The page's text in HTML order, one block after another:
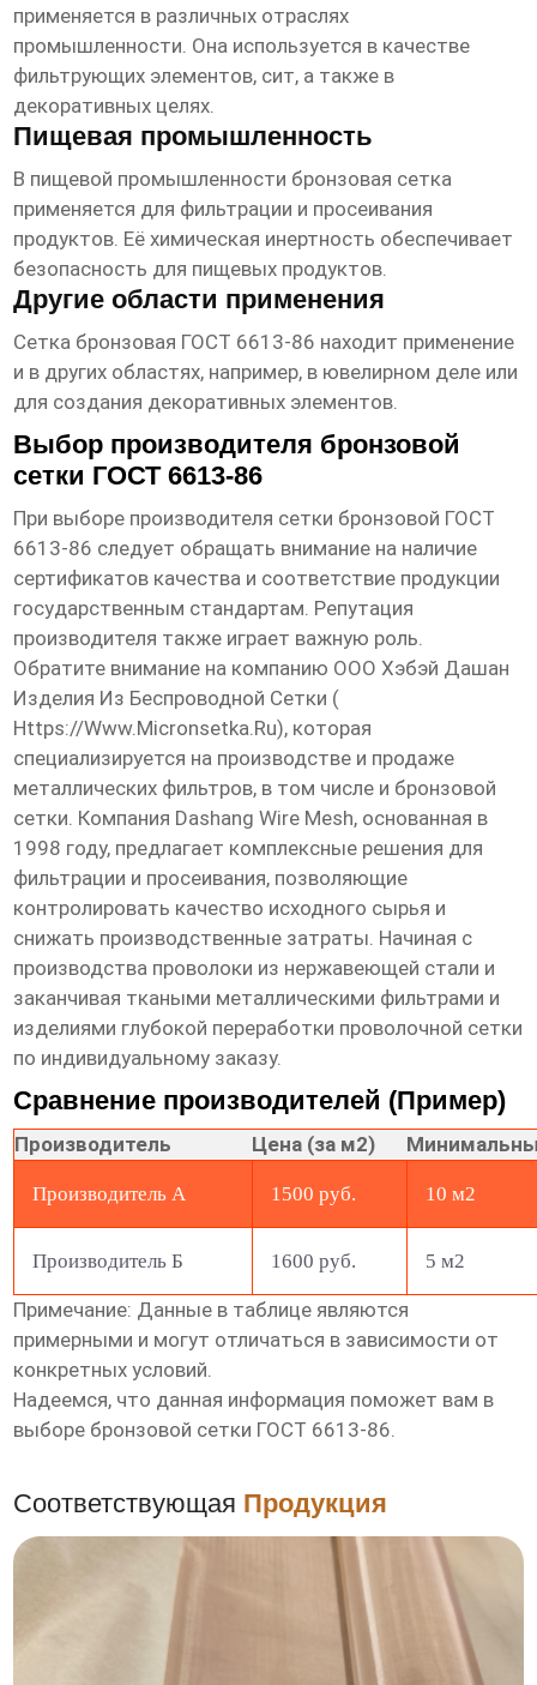
применяется в различных отраслях
промышленности. Она используется в качестве
фильтрующих элементов, сит, а также в
декоративных целях.
Пищевая промышленность
В пищевой промышленности бронзовая сетка
применяется для фильтрации и просеивания
продуктов. Её химическая инертность обеспечивает
безопасность для пищевых продуктов.
Другие области применения
Сетка бронзовая ГОСТ 6613-86 находит применение
и в других областях, например, в ювелирном деле или
для создания декоративных элементов.
Выбор производителя бронзовой
сетки ГОСТ 6613-86
При выборе производителя сетки бронзовой ГОСТ
6613-86 следует обращать внимание на наличие
сертификатов качества и соответствие продукции
государственным стандартам. Репутация
производителя также играет важную роль.
Обратите внимание на компанию ООО Хэбэй Дашан
Изделия Из Беспроводной Сетки (
Https://www.micronsetka.ru), которая
специализируется на производстве и продаже
металлических фильтров, в том числе и бронзовой
сетки. Компания Dashang Wire Mesh, основанная в
1998 году, предлагает комплексные решения для
фильтрации и просеивания, позволяющие
контролировать качество исходного сырья и
снижать производственные затраты. Начиная с
производства проволоки из нержавеющей стали и
заканчивая ткаными металлическими фильтрами и
изделиями глубокой переработки проволочной сетки
по индивидуальному заказу.
Сравнение производителей (Пример)
Производитель Цена (за м2)
Производитель А 1500 руб. 10 м2
Производитель Б 1600 руб. 5 м2
Примечание: Данные в таблице являются
примерными и могут отличаться в зависимости от
конкретных условий.
Надеемся, что данная информация поможет вам в
выборе бронзовой сетки ГОСТ 6613-86.
Соответствующая Продукция